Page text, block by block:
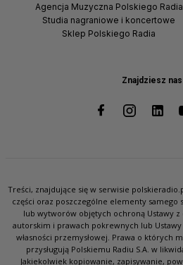
Znajdziesz nas
Agencja Muzyczna Polskiego Radia
Studia nagraniowe i koncertowe
Sklep Polskiego Radia
Treści, znajdujące się w serwisie
części oraz poszczególne elementy
lub wytworów objętych ochroną Ustawy z
autorskim i prawach pokrewnych lub Ustawy
własności przemysłowej. Prawa o których
przysługują Polskiemu Radiu S.A. w
Jakiekolwiek kopiowanie, zapisywanie,